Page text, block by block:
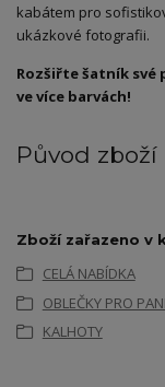
kabátem pro
ukázkové fotografii.
Rozšiřte šatník své
ve více barvách!
Původ zboží
Zboží zařazeno v
CELÁ NABÍDKA
OBLEČKY PRO
KALHOTY